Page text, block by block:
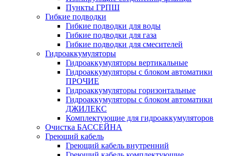
Пункты ГРПШ
Гибкие подводки
Гибкие подводки для воды
Гибкие подводки для газа
Гибкие подводки для смесителей
Гидроаккумуляторы
Гидроаккумуляторы вертикальные
Гидроаккумуляторы с блоком автоматики
ПРОЧИЕ
Гидроаккумуляторы горизонтальные
Гидроаккумуляторы с блоком автоматики
ДЖИЛЕКС
Комплектующие для гидроаккумуляторов
Очистка БАССЕЙНА
Греющий кабель
Греющий кабель внутренний